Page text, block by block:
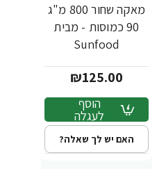
מאקה שחור 800 מ"ג
90 כמוסות - מבית
Sunfood
₪125.00
הוסף
לעגלה
האם יש לך שאלה?